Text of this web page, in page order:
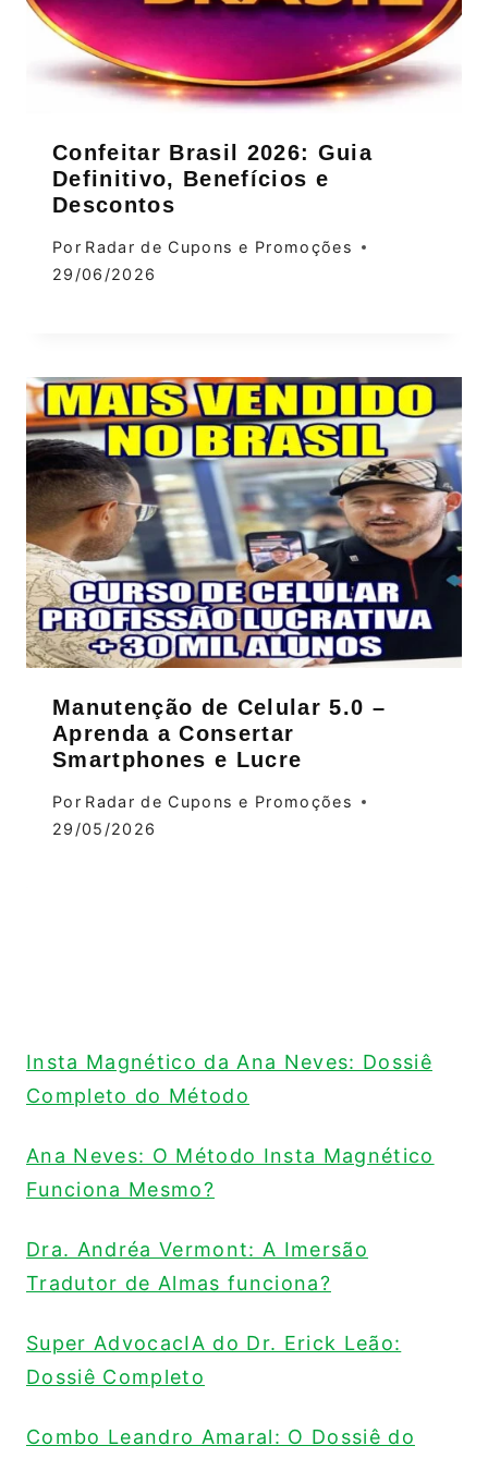
Confeitar Brasil 2026: Guia
Definitivo, Benefícios e
Descontos
Por Radar de Cupons e Promoções
29/06/2026
Manutenção de Celular 5.0 –
Aprenda a Consertar
Smartphones e Lucre
Por Radar de Cupons e Promoções
29/05/2026
Insta Magnético da Ana Neves: Dossiê
Completo do Método
Ana Neves: O Método Insta Magnético
Funciona Mesmo?
Dra. Andréa Vermont: A Imersão
Tradutor de Almas funciona?
Super AdvocacIA do Dr. Erick Leão:
Dossiê Completo
Combo Leandro Amaral: O Dossiê do